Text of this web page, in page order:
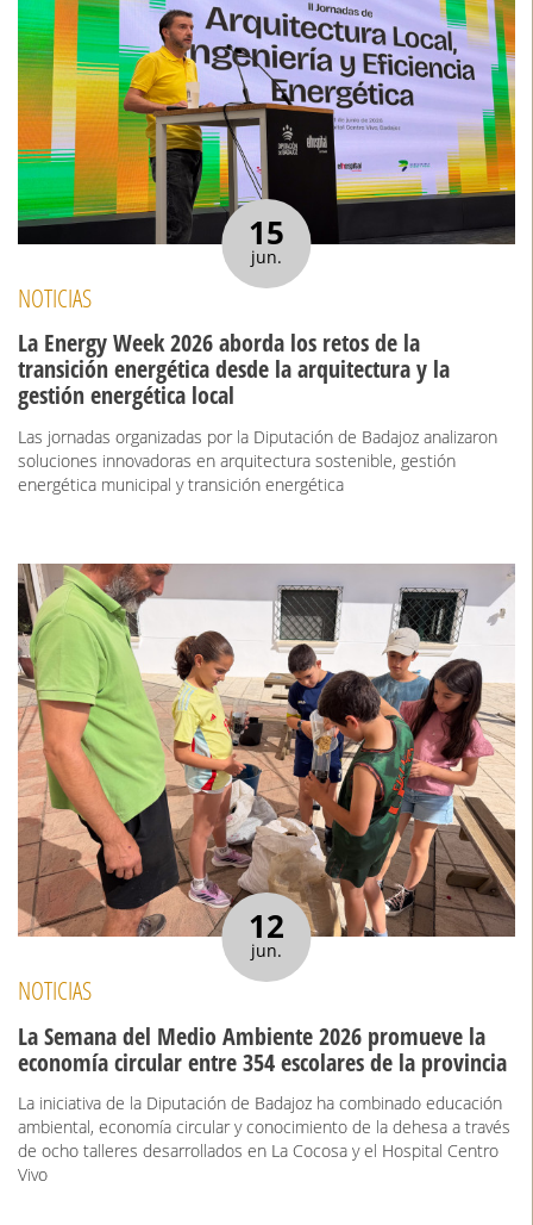
15
jun.
NOTICIAS
La Energy Week 2026 aborda los retos de la
transición energética desde la arquitectura y la
gestión energética local
Las jornadas organizadas por la Diputación de Badajoz analizaron
soluciones innovadoras en arquitectura sostenible, gestión
energética municipal y transición energética
12
jun.
NOTICIAS
La Semana del Medio Ambiente 2026 promueve la
economía circular entre 354 escolares de la provincia
La iniciativa de la Diputación de Badajoz ha combinado educación
ambiental, economía circular y conocimiento de la dehesa a través
de ocho talleres desarrollados en La Cocosa y el Hospital Centro
Vivo